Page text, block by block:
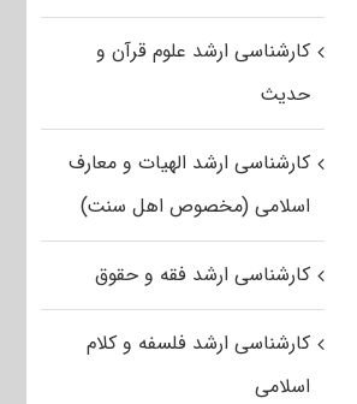
کارشناسی ارشد علوم قرآن و
حدیث
کارشناسی ارشد الهیات و معارف
اسلامی (مخصوص اهل سنت)
کارشناسی ارشد فقه و حقوق
کارشناسی ارشد فلسفه و کلام
اسلامی